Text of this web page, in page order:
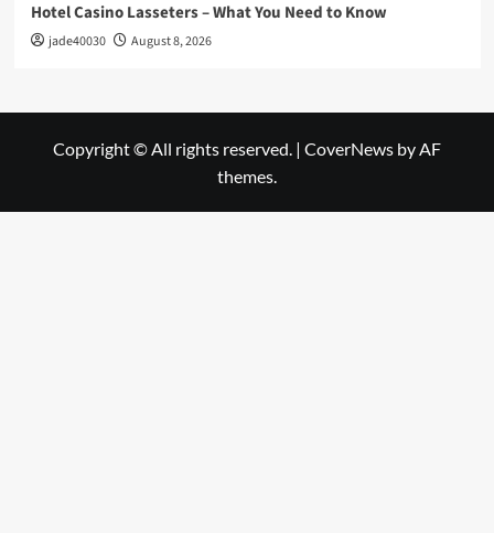
Hotel Casino Lasseters – What You Need to Know
jade40030 August 8, 2026
Copyright © All rights reserved. | CoverNews by AF
themes.